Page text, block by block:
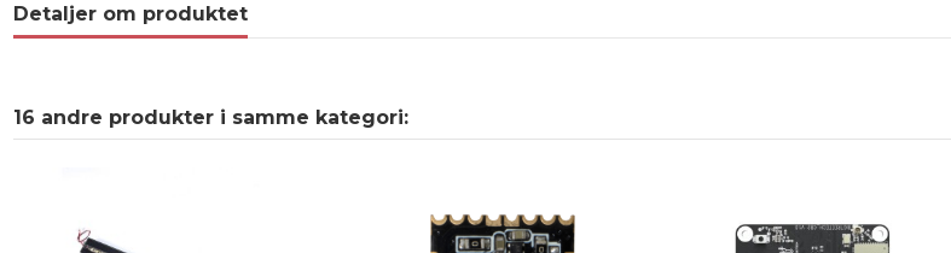
Detaljer om produktet
16 andre produkter i samme kategori: